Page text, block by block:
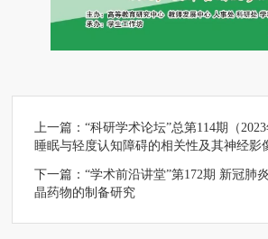
上一篇：“科研学术论坛”总第114期（
睡眠与轻度认知障碍的相关性及其神经影
下一篇：“学术前沿讲堂”第172期 新冠肺
晶药物的制备研究